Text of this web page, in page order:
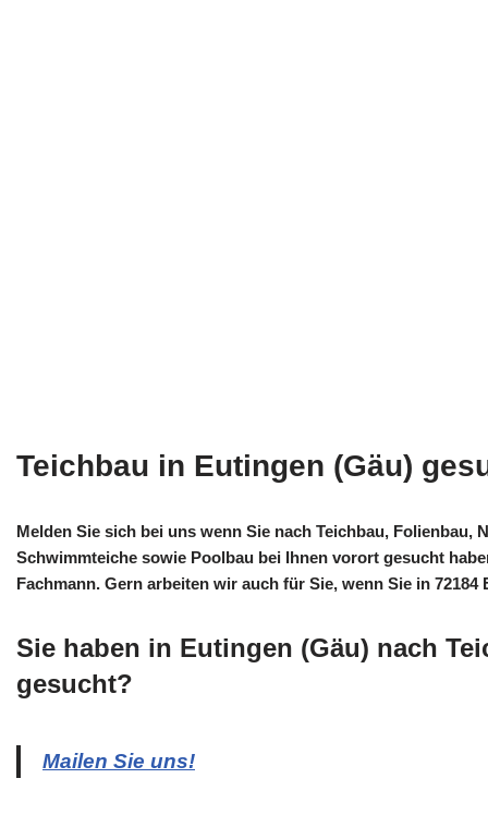
Teichbau in Eutingen (Gäu)
Melden Sie sich bei uns wenn Sie nach Teichbau, Folienbau,
Schwimmteiche sowie Poolbau bei Ihnen vorort gesucht
Fachmann. Gern arbeiten wir auch für Sie, wenn Sie in 72184
Sie haben in Eutingen (Gäu) nach
gesucht?
Mailen Sie uns!